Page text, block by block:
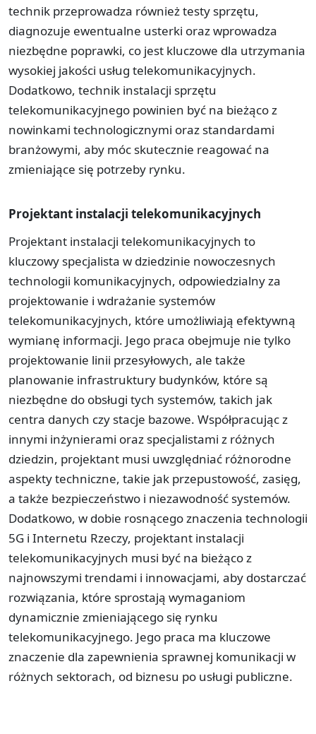
technik przeprowadza również testy sprzętu,
diagnozuje ewentualne usterki oraz wprowadza
niezbędne poprawki, co jest kluczowe dla utrzymania
wysokiej jakości usług telekomunikacyjnych.
Dodatkowo, technik instalacji sprzętu
telekomunikacyjnego powinien być na bieżąco z
nowinkami technologicznymi oraz standardami
branżowymi, aby móc skutecznie reagować na
zmieniające się potrzeby rynku.
Projektant instalacji telekomunikacyjnych
Projektant instalacji telekomunikacyjnych to
kluczowy specjalista w dziedzinie nowoczesnych
technologii komunikacyjnych, odpowiedzialny za
projektowanie i wdrażanie systemów
telekomunikacyjnych, które umożliwiają efektywną
wymianę informacji. Jego praca obejmuje nie tylko
projektowanie linii przesyłowych, ale także
planowanie infrastruktury budynków, które są
niezbędne do obsługi tych systemów, takich jak
centra danych czy stacje bazowe. Współpracując z
innymi inżynierami oraz specjalistami z różnych
dziedzin, projektant musi uwzględniać różnorodne
aspekty techniczne, takie jak przepustowość, zasięg,
a także bezpieczeństwo i niezawodność systemów.
Dodatkowo, w dobie rosnącego znaczenia technologii
5G i Internetu Rzeczy, projektant instalacji
telekomunikacyjnych musi być na bieżąco z
najnowszymi trendami i innowacjami, aby dostarczać
rozwiązania, które sprostają wymaganiom
dynamicznie zmieniającego się rynku
telekomunikacyjnego. Jego praca ma kluczowe
znaczenie dla zapewnienia sprawnej komunikacji w
różnych sektorach, od biznesu po usługi publiczne.